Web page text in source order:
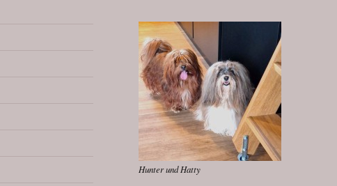
Hunter und Hatty